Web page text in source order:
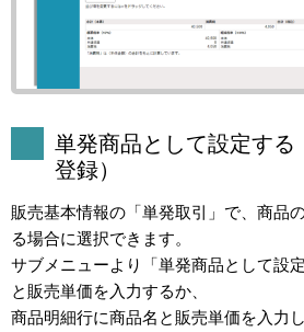
単発商品として設定する
登録）
販売基本情報の「単発取引」で、商品
る場合に選択できます。
サブメニューより「単発商品として設
と販売単価を入力するか、
商品明細行に商品名と販売単価を入力